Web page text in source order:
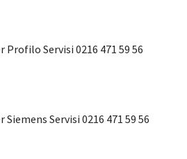
Profilo Servisi 0216 471 59 56
Servisi 0216 471 59 56